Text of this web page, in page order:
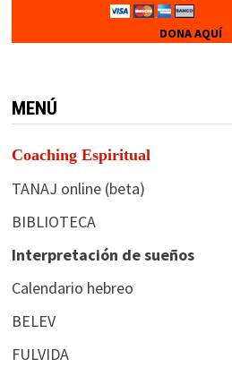
DONA AQUÍ
MENÚ
Coaching Espiritual
TANAJ online (beta)
BIBLIOTECA
Interpretación de sueños
Calendario hebreo
BELEV
FULVIDA